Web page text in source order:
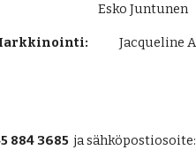
Esko Juntunen
Jacqueline
884 3685 ja